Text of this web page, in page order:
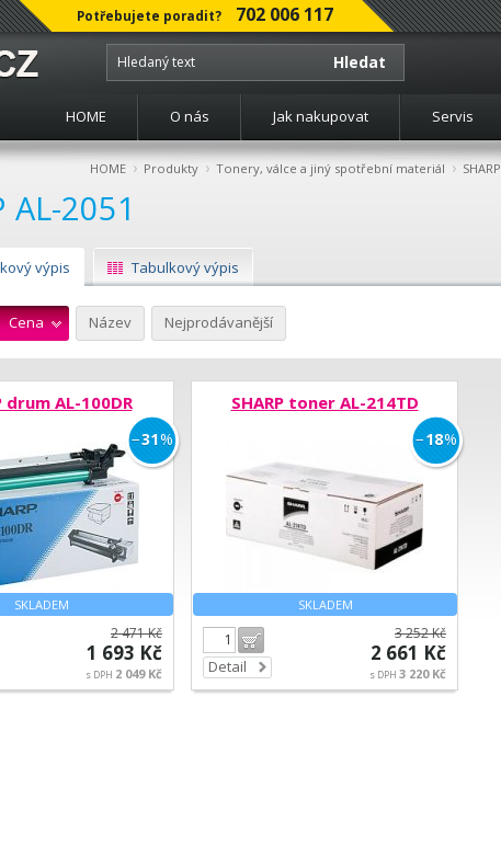
Potřebujete poradit? 702 006 117
Hledat
HOME O nás Jak nakupovat Servis
HOME › Produkty › Tonery, válce a jiný spotřební materiál › SHARP
AL-2051
výpis Tabulkový výpis
Cena Název Nejprodávanější
drum AL-100DR
SKLADEM
−31%
2 471 Kč
1 693 Kč
s DPH 2 049 Kč
SHARP toner AL-214TD
SKLADEM
−18%
Detail
3 252 Kč
2 661 Kč
s DPH 3 220 Kč